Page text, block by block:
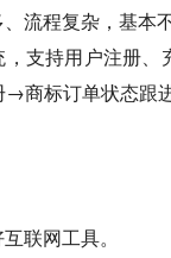
流程复杂，基本
支持用户注册
标订单状态跟
联网工具。